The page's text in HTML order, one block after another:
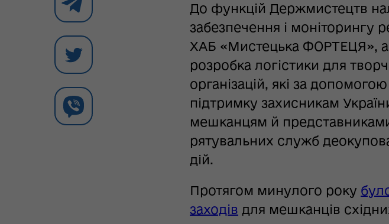
До функцій Держмистецтв
забезпечення і моніторингу
ХАБ «Мистецька ФОРТЕЦЯ»,
розробка логістики для
організацій, які за
підтримку захисникам
мешканцям й
рятувальних служб
дій.
Протягом минулого року
заходів для мешканців